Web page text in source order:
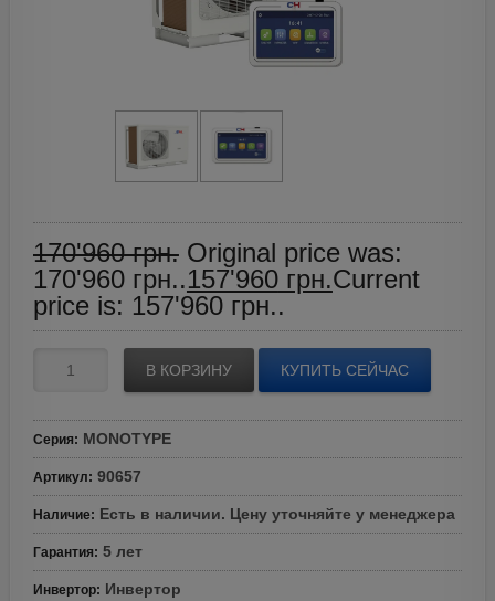
170'960грн. Original price was:
170'960 грн..157'960грн.Current
price is: 157'960 грн..
В КОРЗИНУ КУПИТЬ СЕЙЧАС
Серия: MONOTYPE
Артикул: 90657
Наличие: Есть в наличии. Цену уточняйте у менеджера
Гарантия: 5 лет
Инвертор: Инвертор